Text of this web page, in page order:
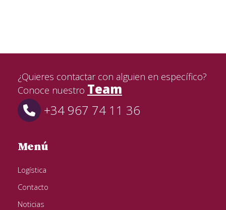
¿Quieres contactar con alguien en específico?
Conoce nuestro Team
+34 967 74 11 36
Menú
Logística
Contacto
Noticias